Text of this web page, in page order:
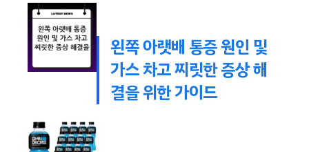
왼쪽 아랫배 통증 원인 및
가스 차고 찌릿한 증상 해
결을 위한 가이드